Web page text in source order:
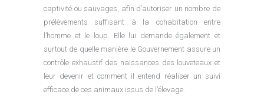
captivité ou sauvages, afin d’autoriser un nombre de
prélèvements suffisant à la cohabitation entre
l’homme et le loup. Elle lui demande également et
surtout de quelle manière le Gouvernement assure un
contrôle exhaustif des naissances des louveteaux et
leur devenir et comment il entend réaliser un suivi
efficace de ces animaux issus de l’élevage.